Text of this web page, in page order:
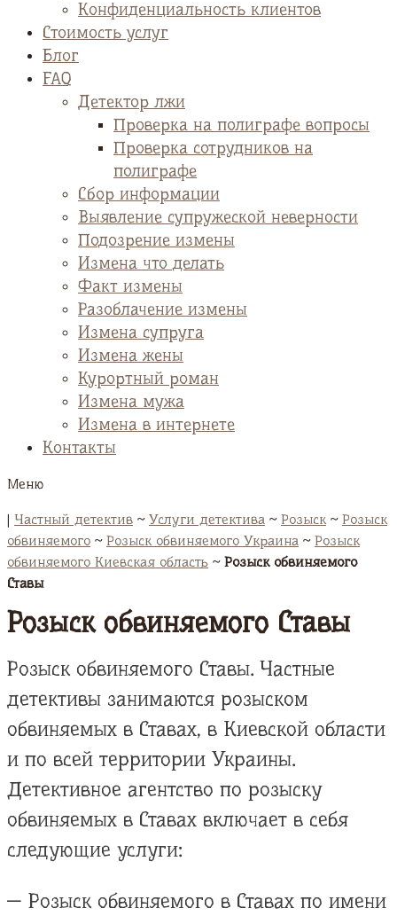
Конфиденциальность клиентов
Стоимость услуг
Блог
FAQ
Детектор лжи
Проверка на полиграфе вопросы
Проверка сотрудников на
полиграфе
Сбор информации
Выявление супружеской неверности
Подозрение измены
Измена что делать
Факт измены
Разоблачение измены
Измена супруга
Измена жены
Курортный роман
Измена мужа
Измена в интернете
Контакты
Меню
| Частный детектив ~ Услуги детектива ~ Розыск~ Розыск
обвиняемого ~ Розыск обвиняемого Украина ~ Розыск
обвиняемого Киевская область ~ Розыск обвиняемого
Ставы
Розыск обвиняемого Ставы
Розыск обвиняемого Ставы. Частные
детективы занимаются розыском
обвиняемых в Ставах, в Киевской области
и по всей территории Украины.
Детективное агентство по розыску
обвиняемых в Ставах включает в себя
следующие услуги:
— Розыск обвиняемого в Ставах по имени